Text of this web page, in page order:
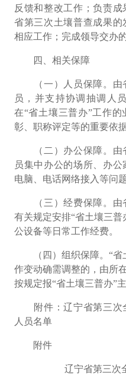
反馈和整改工作；负责
省第三次土壤普查成果
相应工作；完成领导交办
四、相关保障
（一）人员保障。 由
员，并支持协调抽调人
在“省土壤三普办”工作的
彰、职称评定等的重要依据
（二）办公保障。 由
员集中办公的场所、办
电脑、电话网络接入等问题
（三）经费保障。 由
有关规定安排“省土壤三普
公设备等日常工作经费。
（四）组织保障。“省
作变动确需调整的，由所
按规定报“省土壤三普办”
附件：辽宁省第三
人员名单
附件
辽宁省第三次